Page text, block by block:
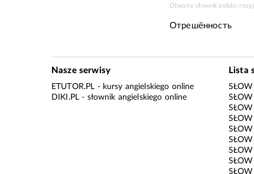
Otwarty słownik polsko-
Отрешённость
Nasze serwisy
ETUTOR.PL - kursy angielskiego online
DIKI.PL - słownik angielskiego online
Lista